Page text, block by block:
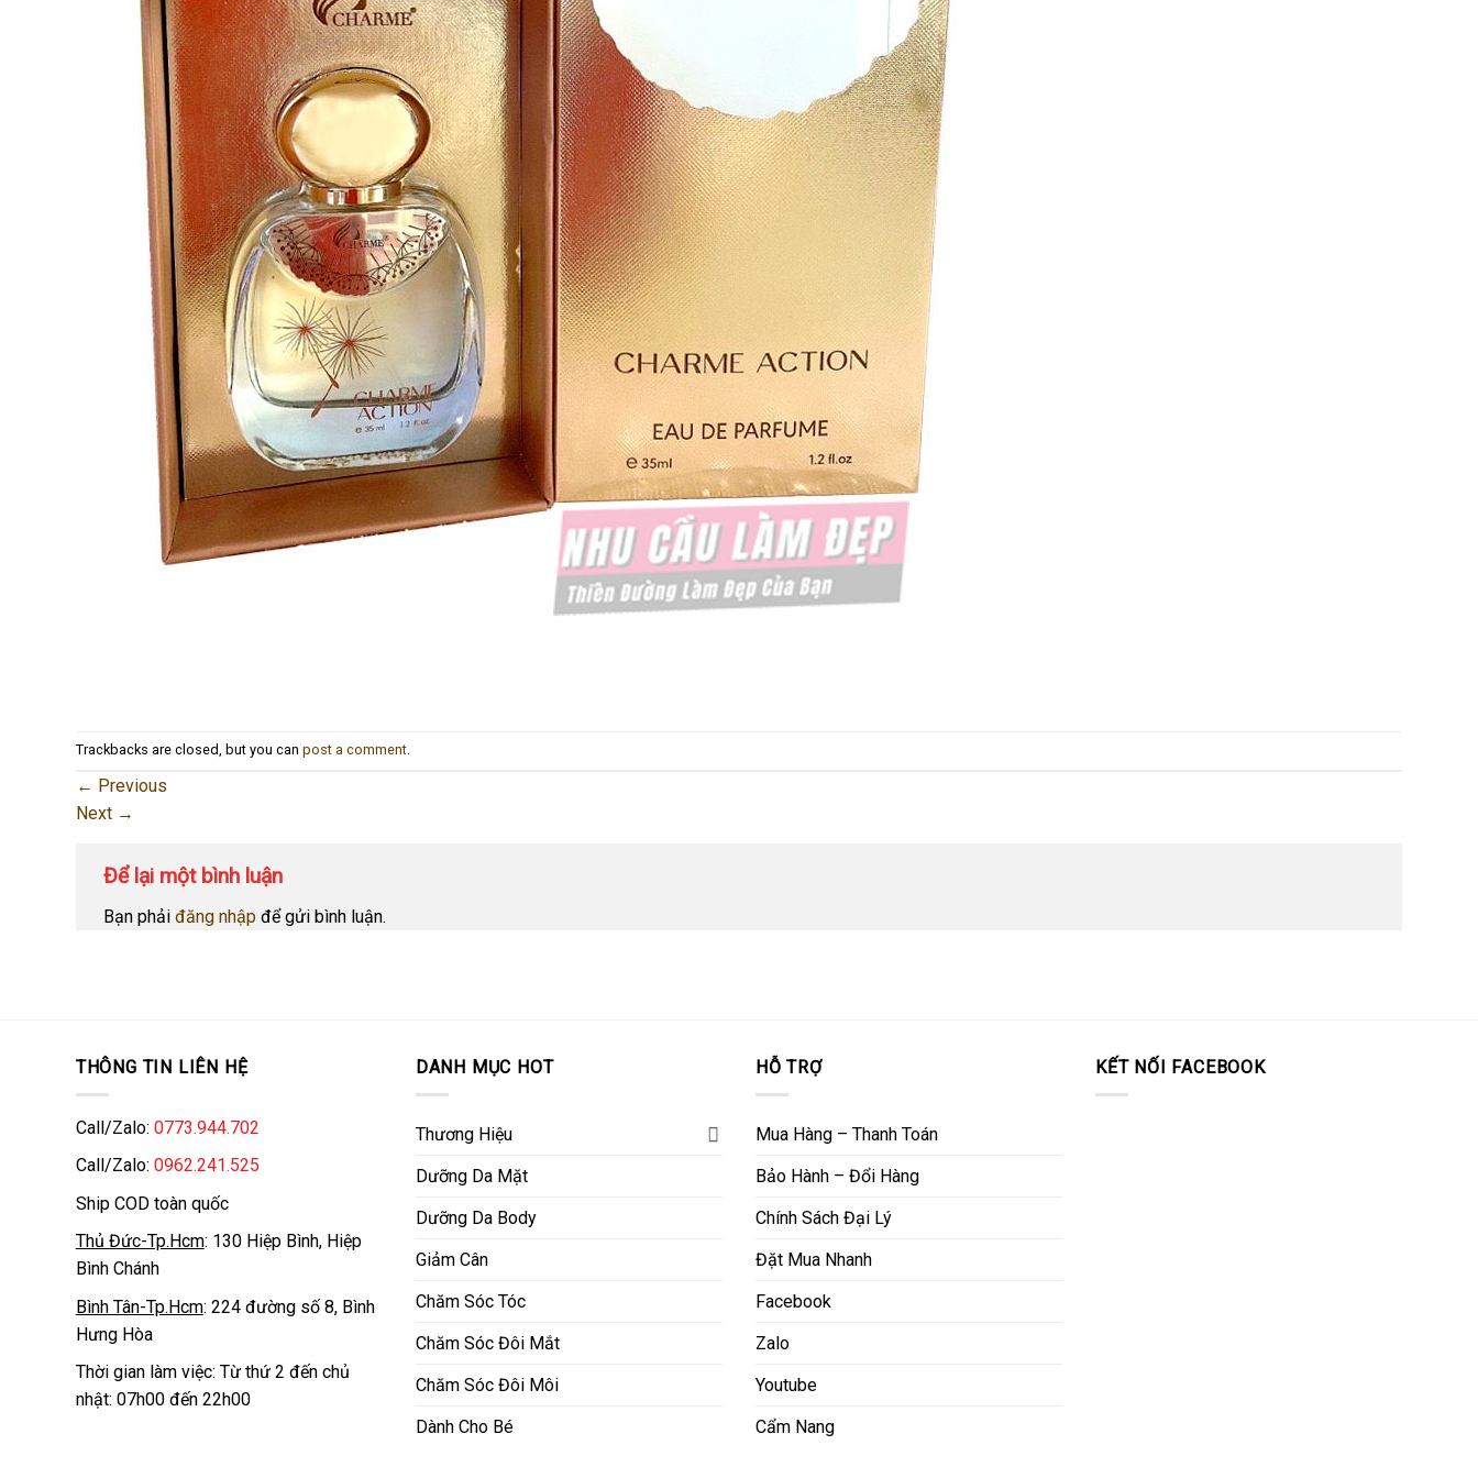
Trackbacks are closed, but you can post a comment.
← Previous
Next →
Để lại một bình luận
Bạn phải đăng nhậpđể gửi bình luận.
THÔNG TIN LIÊN HỆ
Call/Zalo: 0773.944.702
Call/Zalo: 0962.241.525
Ship COD toàn quốc
Thủ Đức-Tp.Hcm: 130 Hiệp Bình, Hiệp
Bình Chánh
Bình Tân-Tp.Hcm: 224 đường số 8, Bình
Hưng Hòa
Thời gian làm việc: Từ thứ 2 đến chủ
nhật: 07h00 đến 22h00
DANH MỤC HOT
Thương Hiệu
Dưỡng Da Mặt
Dưỡng Da Body
Giảm Cân
Chăm Sóc Tóc
Chăm Sóc Đôi Mắt
Chăm Sóc Đôi Môi
Dành Cho Bé
HỖ TRỢ
Mua Hàng – Thanh Toán
Bảo Hành – Đổi Hàng
Chính Sách Đại Lý
Đặt Mua Nhanh
Facebook
Zalo
Youtube
Cẩm Nang
KẾT NỐI FACEBOOK